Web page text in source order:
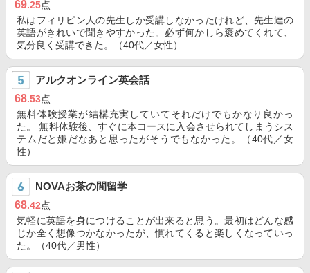
69.25点
私はフィリピン人の先生しか受講しなかったけれど、先生達の
英語がきれいで聞きやすかった。必ず何かしら褒めてくれて、
気分良く受講できた。（40代／女性）
アルクオンライン英会話
68.53点
無料体験授業が結構充実していてそれだけでもかなり良かっ
た。 無料体験後、すぐに本コースに入会させられてしまうシス
テムだと嫌だなあと思ったがそうでもなかった。（40代／女
性）
NOVAお茶の間留学
68.42点
気軽に英語を身につけることが出来ると思う。最初はどんな感
じか全く想像つかなかったが、慣れてくると楽しくなっていっ
た。（40代／男性）